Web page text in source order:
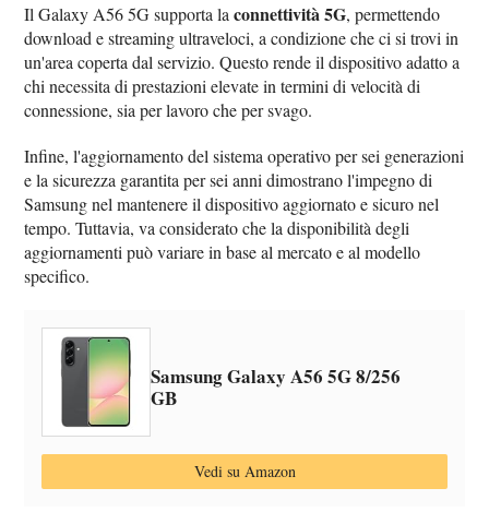
Il Galaxy A56 5G supporta laconnettività 5G, permettendo
download e streaming ultraveloci, a condizione che ci si trovi in
un'area coperta dal servizio. Questo rende il dispositivo adatto a
chi necessita di prestazioni elevate in termini di velocità di
connessione, sia per lavoro che per svago.
Infine, l'aggiornamento del sistema operativo per sei generazioni
e la sicurezza garantita per sei anni dimostrano l'impegno di
Samsung nel mantenere il dispositivo aggiornato e sicuro nel
tempo. Tuttavia, va considerato che la disponibilità degli
aggiornamenti può variare in base al mercato e al modello
specifico.
Samsung Galaxy A56 5G 8/256
GB
Vedi su Amazon